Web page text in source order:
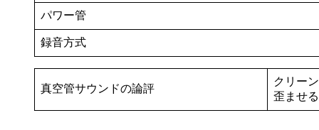
パワー管
録音方式
真空管サウンドの論評
クリー
歪ませ